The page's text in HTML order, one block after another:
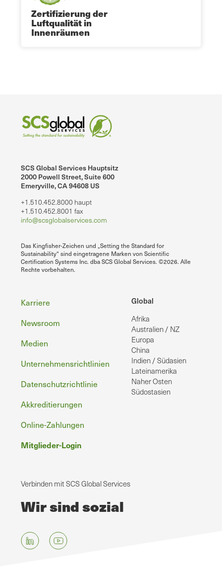
Zertifizierung der
Luftqualität in
Innenräumen
SCS Global Services Hauptsitz
2000 Powell Street, Suite 600
Emeryville, CA 94608 US
+1.510.452.8000 haupt
+1.510.452.8001 fax
info@scsglobalservices.com
Das Kingfisher-Zeichen und „Setting the Standard for
Sustainability“ sind eingetragene Marken von Scientific
Certification Systems Inc. dba SCS Global Services. ©2026. Alle
Rechte vorbehalten.
Global
Afrika
Australien / NZ
Europa
China
Indien / Südasien
Lateinamerika
Naher Osten
Südostasien
Fußzeile
Karriere
Newsroom
Medien
Unternehmensrichtlinien
Datenschutzrichtlinie
Akkreditierungen
Online-Zahlungen
Mitglieder-Login
Verbinden mit SCS Global Services
Wir sind sozial